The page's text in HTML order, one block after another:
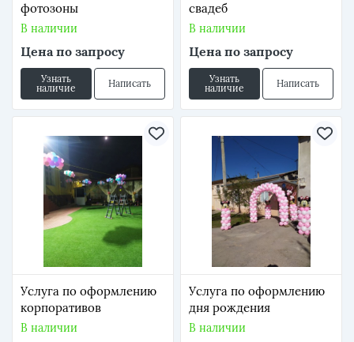
фотозоны
В наличии
Цена по запросу
Узнать
наличие
Написать
свадеб
В наличии
Цена по запросу
Узнать
наличие
Написать
Услуга по оформлению
корпоративов
В наличии
Услуга по оформлению
дня рождения
В наличии